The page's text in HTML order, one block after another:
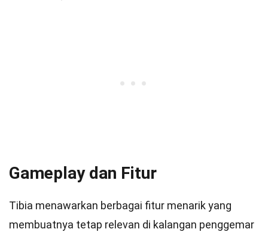
Gameplay dan Fitur
Tibia menawarkan berbagai fitur menarik yang
membuatnya tetap relevan di kalangan penggemar